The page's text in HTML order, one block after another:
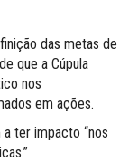
das metas de
que a Cúpula
nos
em ações.
ter impacto “nos